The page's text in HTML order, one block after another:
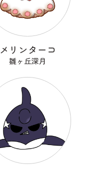
メリンターコ
雛ヶ丘深月